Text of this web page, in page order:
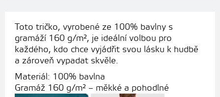
Toto tričko, vyrobené ze 100% bavlny s
gramáží 160 g/m², je ideální volbou pro
každého, kdo chce vyjádřit svou lásku k hudbě
a zároveň vypadat skvěle.
Materiál: 100% bavlna
Gramáž 160 g/m² – měkké a pohodlné